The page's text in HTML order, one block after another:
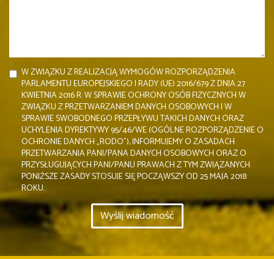
W ZWIĄZKU Z REALIZACJĄ WYMOGÓW ROZPORZĄDZENIA
PARLAMENTU EUROPEJSKIEGO I RADY (UE) 2016/679 Z DNIA 27
KWIETNIA 2016 R. W SPRAWIE OCHRONY OSÓB FIZYCZNYCH W
ZWIĄZKU Z PRZETWARZANIEM DANYCH OSOBOWYCH I W
SPRAWIE SWOBODNEGO PRZEPŁYWU TAKICH DANYCH ORAZ
UCHYLENIA DYREKTYWY 95/46/WE (OGÓLNE ROZPORZĄDZENIE O
OCHRONIE DANYCH „RODO”), INFORMUJEMY O ZASADACH
PRZETWARZANIA PANI/PANA DANYCH OSOBOWYCH ORAZ O
PRZYSŁUGUJĄCYCH PANI/PANU PRAWACH Z TYM ZWIĄZANYCH.
PONIŻSZE ZASADY STOSUJE SIĘ POCZĄWSZY OD 25 MAJA 2018
ROKU.